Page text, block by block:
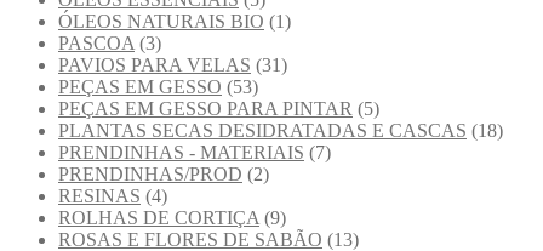
ÓLEOS NATURAIS BIO (1)
PASCOA (3)
PAVIOS PARA VELAS (31)
PEÇAS EM GESSO (53)
PEÇAS EM GESSO PARA PINTAR (5)
PLANTAS SECAS DESIDRATADAS E CASCAS (18)
PRENDINHAS - MATERIAIS (7)
PRENDINHAS/PROD (2)
RESINAS (4)
ROLHAS DE CORTIÇA (9)
ROSAS E FLORES DE SABÃO (13)